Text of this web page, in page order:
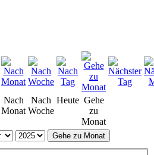
Nach
Monat
Nach
Woche
Heute Gehe
zu
Monat
Gehe zu Monat